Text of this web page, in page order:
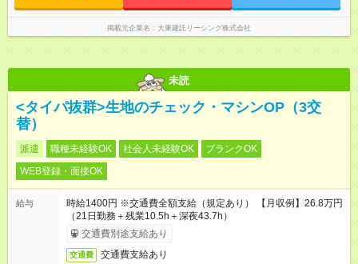
ます。
掲載元企業名 大東建託リーシング株式会社
未読
<タイパ抜群>生地のチェック・マシンOP（3交
替）
派遣 職種未経験OK 社会人未経験OK
ブランクOK
WEB登録・面接OK
給与
時給1400円 ※交通費全額支給（規定あり） 【月収例】26.8万円
（21日勤務＋残業10.5h＋深夜43.7h）
交通費別途支給あり
交通費 交通費支給あり